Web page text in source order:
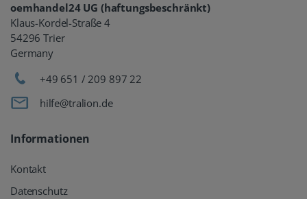
oemhandel24 UG (haftungsbeschränkt)
Klaus-Kordel-Straße 4
54296 Trier
Germany
+49 651 / 209 897 22
hilfe@tralion.de
Informationen
Kontakt
Datenschutz